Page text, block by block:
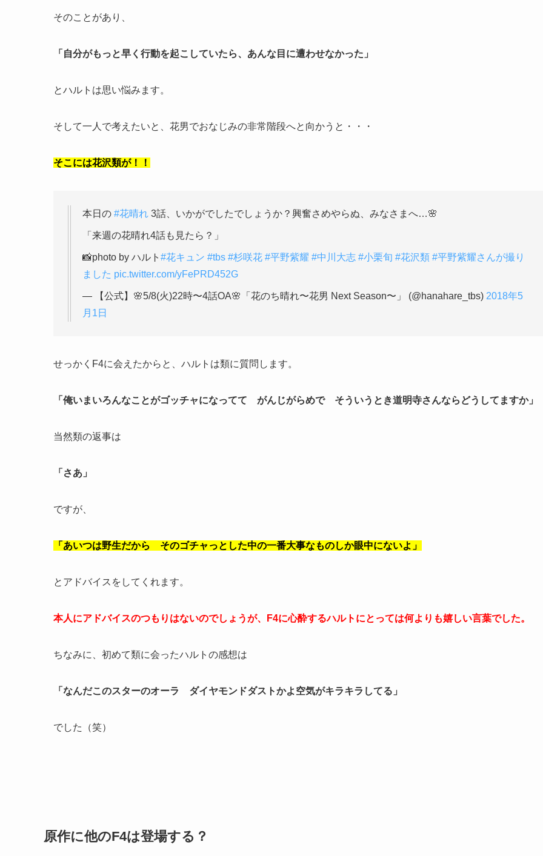
そのことがあり、
「自分がもっと早く行動を起こしていたら、あんな目に遭わせなかった」
とハルトは思い悩みます。
そして一人で考えたいと、花男でおなじみの非常階段へと向かうと・・・
そこには花沢類が！！
本日の #花晴れ 3話、いかがでしたでしょうか？興奮さめやらぬ、みなさまへ…🌸
「来週の花晴れ4話も見たら？」
📸photo by ハルト #花キュン #tbs #杉咲花 #平野紫耀 #中川大志 #小栗旬 #花沢類 #平野紫耀さんが撮り
ました pic.twitter.com/yFePRD452G
— 【公式】🌸5/8(火)22時〜4話OA🌸「花のち晴れ〜花男 Next Season〜」 (@hanahare_tbs) 2018年5
月1日
せっかくF4に会えたからと、ハルトは類に質問します。
「俺いまいろんなことがゴッチャになってて がんじがらめで そういうとき道明寺さんならどうしてますか」
当然類の返事は
「さあ」
ですが、
「あいつは野生だから そのゴチャっとした中の一番大事なものしか眼中にないよ」
とアドバイスをしてくれます。
本人にアドバイスのつもりはないのでしょうが、F4に心酔するハルトにとっては何よりも嬉しい言葉でした。
ちなみに、初めて類に会ったハルトの感想は
「なんだこのスターのオーラ ダイヤモンドダストかよ空気がキラキラしてる」
でした（笑）
原作に他のF4は登場する？